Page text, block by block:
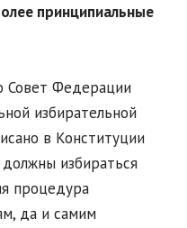
принципиальные
Совет Федерации
избирательной
в Конституции
избираться
процедура
да и самим